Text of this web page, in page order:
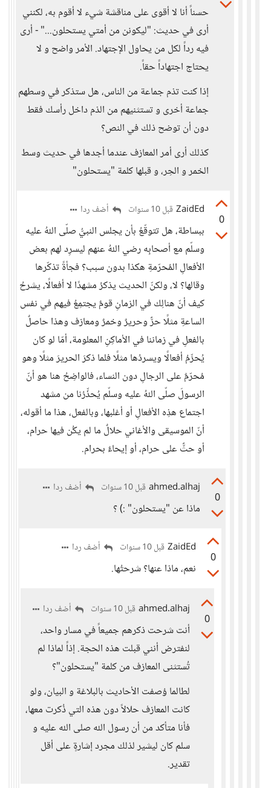
حسناً أنا لا أقوى على مناقشة شيء لا أقوم به، لكنني
أرى في حديث: "ليكونن من أمتي يستحلون..." - أرى
فيه رداً لكل من يحاول الإجتهاد. الأمر واضح و لا
يحتاج اجتهاداً حقاً.
إذا كنت تذم جماعة من الناس، هل ستذكر في وسطهم
جماعة أخرى و تستثنيهم من الذم داخل رأسك فقط
دون أن توضح ذلك في النص؟
كذلك أرى أمر المعازف عندما أجدها في حديث وسط
الخمر و الحِر، و قبلها كلمة "يستحلون"
0
ZaidEd قبل 10 سنوات أضف ردا
ببساطة، هل تتوقّعُ بأن يجلس النبيُّ صلّى اللهُ عليه
وسلّم مع أصحابِه رضي اللهُ عنهم ليسرِد لهم بعض
الأفعالِ المُحرّمةِ هكذا بدون سبب؟ فجأةً تذكّرها
وقالها؟ لا، ولكنّ الحديث يذكرُ مشهدًا لا أفعالًا، يشرحُ
كيف أنّ هنالِك في الزمانِ قومٌ يجتمِعُ فيهم في نفس
الساعةِ مثلًا حرٌّ وحريرٌ وخمرٌ ومعازف وهذا حاصلٌ
بالفعلِ في زماننا في الأماكِنِ المعلومة، أمّا لو كان
يُحرِّمُ أفعالًا ويسردُها مثلًا فلما ذكرَ الحريرَ مثلًا وهو
مُحرّمٌ على الرجالِ دون النساء، فالواضِحُ هنا هو أنّ
الرسولَ صلّى اللهُ عليه وسلّم يُحذِّرُنا من مشهد
اجتماع هذِه الأفعالِ أو أغلبها، وبالفعل، هذا ما أقوله،
أنّ الموسيقى والأغاني حلالٌ ما لم يكُن فيها حرام،
أو حثٌّ على حرام، أو إيحاءٌ بحرام.
0
ahmed.alhaj قبل 10 سنوات أضف ردا
ماذا عن "يستحلون" :) ؟
0
ZaidEd قبل 10 سنوات أضف ردا
نعم، ماذا عنها؟ شرحتُها.
0
ahmed.alhaj قبل 10 سنوات أضف ردا
أنت شرحت ذكرهم جميعاً في مسار واحد،
لنفترض أنني قبلت هذه الحجة. إذاً لماذا لم
تُستثنى المعازف من كلمة "يستحلون"؟
لطالما وُصفت الأحاديث بالبلاغة و البيان، ولو
كانت المعازف حلالاً دون هذه التي ذُكرت معها،
فأنا متأكد من أن رسول الله صلى الله عليه و
سلم كان ليشير لذلك مجرد إشارةٍ على أقل
تقدير.